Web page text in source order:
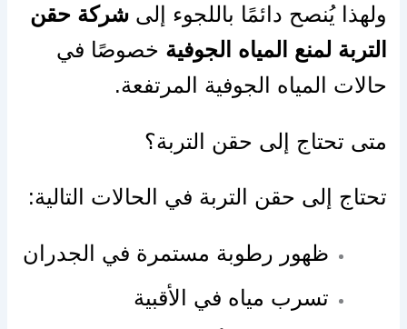
ولهذا يُنصح دائمًا باللجوء إلىشركة حقن
التربة لمنع المياه الجوفية خصوصًا في
حالات المياه الجوفية المرتفعة.
متى تحتاج إلى حقن التربة؟
تحتاج إلى حقن التربة في الحالات التالية:
ظهور رطوبة مستمرة في الجدران
تسرب مياه في الأقبية